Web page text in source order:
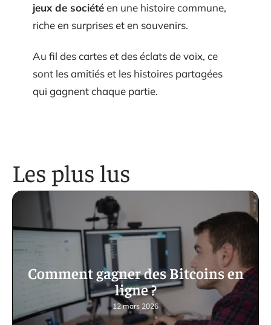
jeux de sociétéen une histoire commune,
riche en surprises et en souvenirs.
Au fil des cartes et des éclats de voix, ce
sont les amitiés et les histoires partagées
qui gagnent chaque partie.
Les plus lus
Comment gagner des Bitcoins en
ligne ?
12 mars 2026